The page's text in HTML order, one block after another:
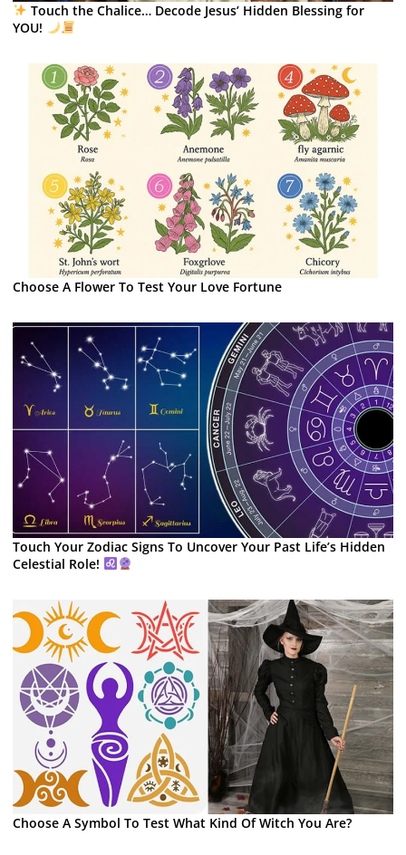
Touch the Chalice… Decode Jesus’ Hidden Blessing for
YOU!
Choose A Flower To Test Your Love Fortune
Touch Your Zodiac Signs To Uncover Your Past Life’s Hidden
Celestial Role!
Choose A Symbol To Test What Kind Of Witch You Are?